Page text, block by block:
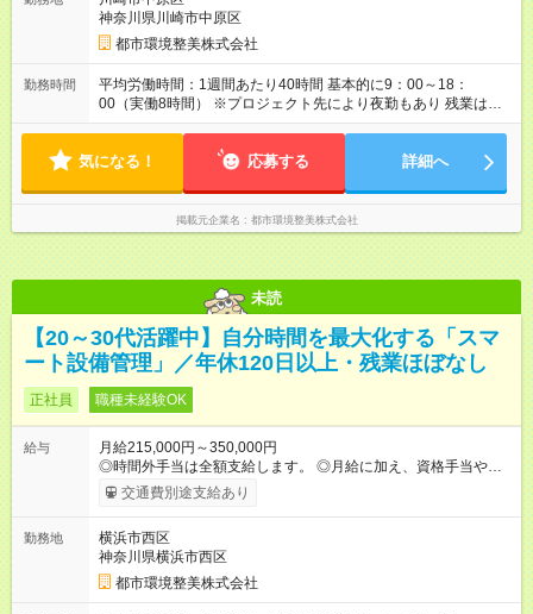
神奈川県川崎市中原区
都市環境整美株式会社
勤務時間
平均労働時間：1週間あたり40時間 基本的に9：00～18：
00（実働8時間） ※プロジェクト先により夜勤もあり 残業は月
10時間以下と少なめです！ 平均労働時間：1週間あたり40時間
夜勤もあり 残業は月10時間以下と少なめです！
気になる！ 応募する 詳細へ
掲載元企業名 都市環境整美株式会社
未読
【20～30代活躍中】自分時間を最大化する「スマ
ート設備管理」／年休120日以上・残業ほぼなし
正社員 職種未経験OK
給与
月給215,000円～350,000円
◎時間外手当は全額支給します。 ◎月給に加え、資格手当や報奨
金制度、家賃補助制度などもあります。 【試用期間】試用期間
なし
交通費別途支給あり
勤務地
横浜市西区
神奈川県横浜市西区
都市環境整美株式会社